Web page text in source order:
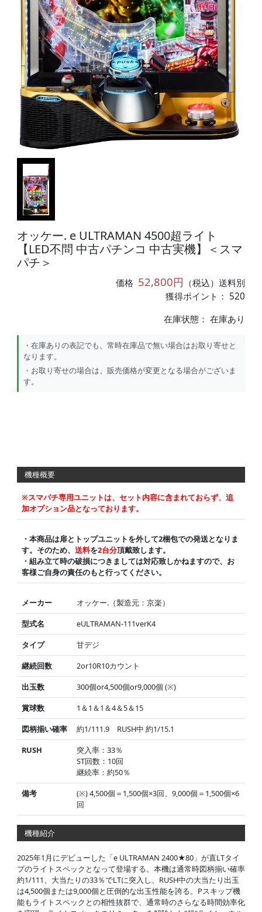
オッケー. e ULTRAMAN 4500超ライト
【LED不問 中古パチンコ 中古実機】＜スマ
パチ＞
価格 52,800円 （税込）送料別
獲得ポイント： 520
在庫状態：在庫あり
・在庫ありの表記でも、常時在庫品で無い場合はお取り寄せと
なります。
・お取り寄せの場合は、販売価格が変更となる場合がございま
す。
機種概要
※スマパチ専用ユニットは、セット内容に含まれておらず、追
加オプション品となっております。
・本商品は扉とトップユニットを外して2梱包での発送となりま
す。そのため、 送料を2台分頂戴致します。
・組み立て時の破損につきましては対応致しかねますので、お
客様ご自身の責任のもと行ってください。
メーカー
オッケー.（製造元：京楽）
型式名
eULTRAMAN-111verK4
タイプ
甘デジ
継続回数
2or10R10カウント
出玉数
300個or4,500個or9,000個 (※)
賞球数
1＆1＆1＆4＆5＆15
図柄揃い確率
約1/111.9 RUSH中 約1/15.1
RUSH
突入率：33％
ST回数：10回
継続率：約50％
備考
(※) 4,500個＝1,500個×3回、9,000個＝1,500個×6
回
機種紹介
2025年1月にデビューした「e ULTRAMAN 2400★80」が直LTタイ
プのライトスペックとなって登場する。本機は通常時図柄揃い確率
約1/111、大当たりの33％でLTに突入し、RUSH中の大当たり出玉
は4,500個または9,000個と圧倒的な出玉性能を誇る。Pスキップ機
能もライトスペックとの相性抜群で、通常時のさらなる時間効率化